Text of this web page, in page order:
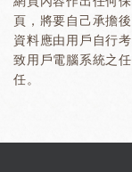
頁，將要自己承擔
資料應由用戶自行
致用戶電腦系統之
任。